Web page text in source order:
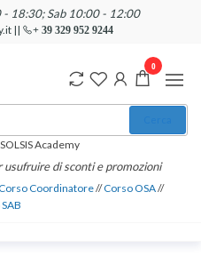
- 18:30; Sab 10:00 - 12:00
|| + 39 329 952 9244
Academy
di sconti e promozioni
Corso Coordinatore//Corso OSA//
0